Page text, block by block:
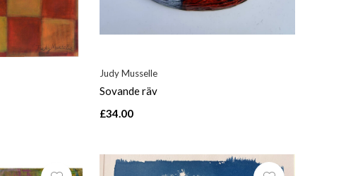
Judy Musselle
Sovande räv
£34.00